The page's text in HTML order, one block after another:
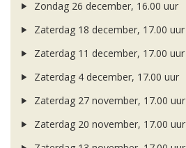
Zondag 26 december, 16.00 uur
Zaterdag 18 december, 17.00 uur
Zaterdag 11 december, 17.00 uur
Zaterdag 4 december, 17.00 uur
Zaterdag 27 november, 17.00 uur
Zaterdag 20 november, 17.00 uur